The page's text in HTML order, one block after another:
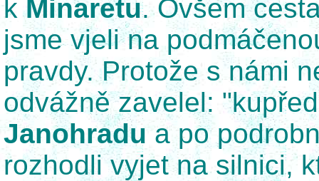
kMinaretu. Ovšem
jsme vjeli na
pravdy. Protože s námi
odvážně zavelel:
Janohradu a po
rozhodli vyjet na silnici,